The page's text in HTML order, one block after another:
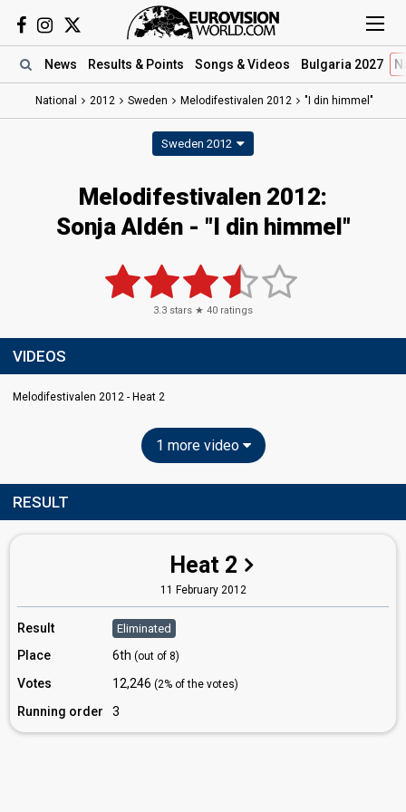
News Results & Points Songs & Videos Bulgaria 2027
National 2012 Sweden Melodifestivalen 2012 "I din himmel"
Sweden 2012
Melodifestivalen 2012:
Sonja Aldén - "I din himmel"
3.3 stars ★ 40 ratings
VIDEOS
Melodifestivalen 2012 - Heat 2
1 more video
RESULT
Heat 2
11 February 2012
Result Eliminated
Place 6th (out of 8)
Votes 12,246 (2% of the votes)
Running order 3